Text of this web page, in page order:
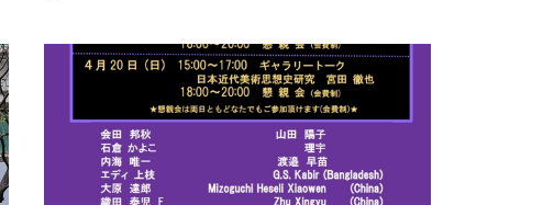
日本東京《OPEN World Exhibition 2025》展